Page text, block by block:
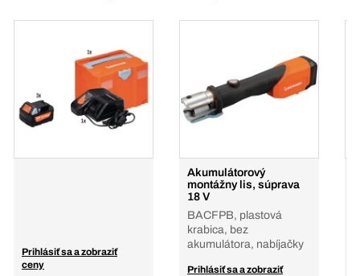
Prihlásiť sa a zobraziť
ceny
Akumulátorový
montážny lis, súprava
18 V
BACFPB, plastová
krabica, bez
akumulátora, nabíjačky
Prihlásiť sa a zobraziť